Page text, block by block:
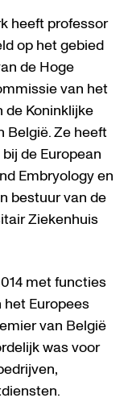
heeft professor
op het gebied
de Hoge
van het
de Koninklijke
België. Ze heeft
de European
Embryology en
bestuur van de
Ziekenhuis
met functies
het Europees
van België
was voor